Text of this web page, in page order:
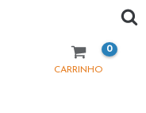
CARRINHO
0